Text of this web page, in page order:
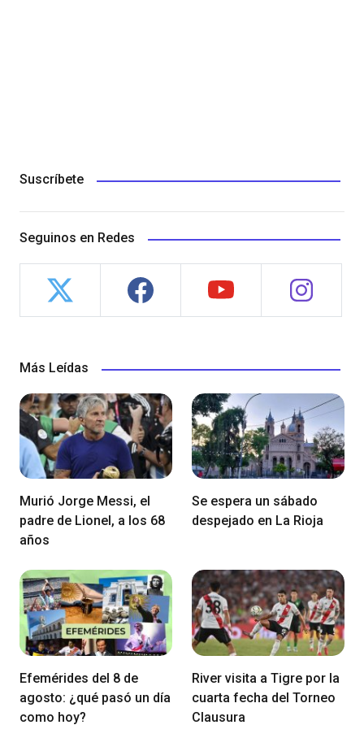
Suscríbete
Seguinos en Redes
Más Leídas
Murió Jorge Messi, el
padre de Lionel, a los 68
años
Se espera un sábado
despejado en La Rioja
Efemérides del 8 de
agosto: ¿qué pasó un día
como hoy?
River visita a Tigre por la
cuarta fecha del Torneo
Clausura